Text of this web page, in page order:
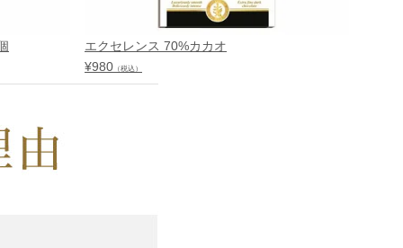
エクセレンス 70%カカオ
¥980 （税込）